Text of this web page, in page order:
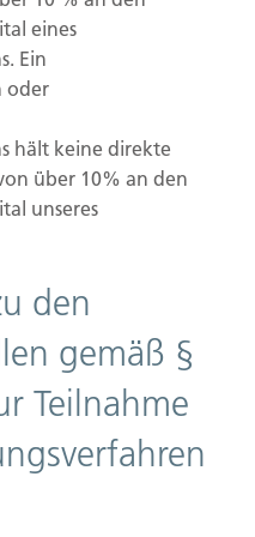
eines
Ein
oder
hält keine direkte
über 10% an den
unseres
den
gemäß §
Teilnahme